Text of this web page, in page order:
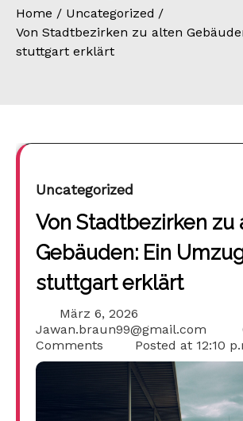
Home
Uncategorized
Von Stadtbezirken zu alten
stuttgart erklärt
Uncategorized
Von Stadtbezirken zu
Gebäuden: Ein
stuttgart erklärt
März 6, 2026
Jawan.braun99@gmail.com
Comments
Posted at 12:10